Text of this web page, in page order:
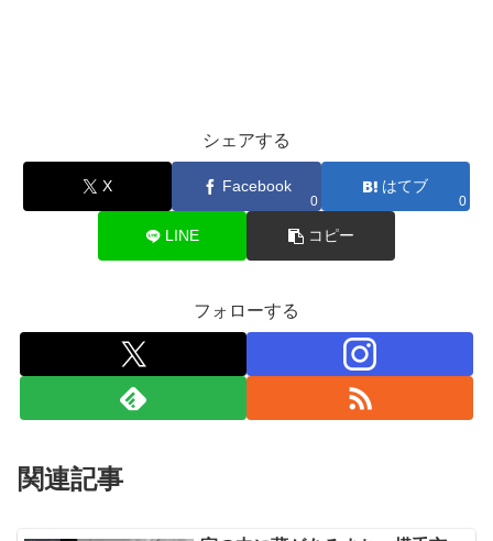
シェアする
X Facebook
0
はてブ
0
LINE コピー
フォローする
関連記事